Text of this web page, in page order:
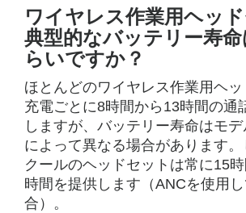
ワイヤレス作業用ヘッ
典型的なバッテリー寿命
らいですか？
ほとんどのワイヤレス作業用ヘッ
充電ごとに8時間から13時間の通
しますが、バッテリー寿命はモ
によって異なる場合があります
クールのヘッドセットは常に15
時間を提供します（ANCを使用
合）。